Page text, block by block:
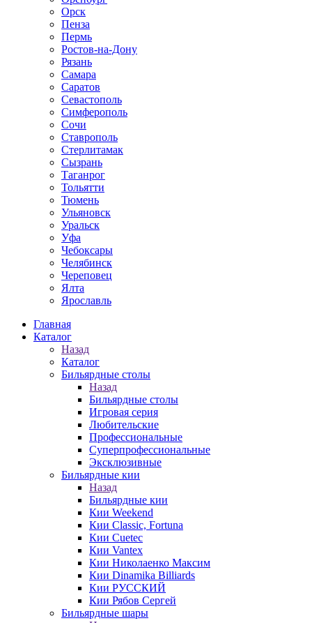
Орск
Пенза
Пермь
Ростов-на-Дону
Рязань
Самара
Саратов
Севастополь
Симферополь
Сочи
Ставрополь
Стерлитамак
Сызрань
Таганрог
Тольятти
Тюмень
Ульяновск
Уральск
Уфа
Чебоксары
Челябинск
Череповец
Ялта
Ярославль
Главная
Каталог
Назад
Каталог
Бильярдные столы
Назад
Бильярдные столы
Игровая серия
Любительские
Профессиональные
Суперпрофессиональные
Эксклюзивные
Бильярдные кии
Назад
Бильярдные кии
Кии Weekend
Кии Classic, Fortuna
Кии Cuetec
Кии Vantex
Кии Николаенко Максим
Кии Dinamika Billiards
Кии РУССКИЙ
Кии Рябов Сергей
Бильярдные шары